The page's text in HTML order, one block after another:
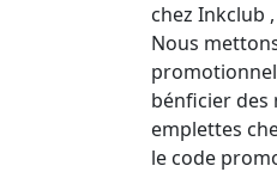
chez Inkclub
Nous
bénficier des
emplettes
le code